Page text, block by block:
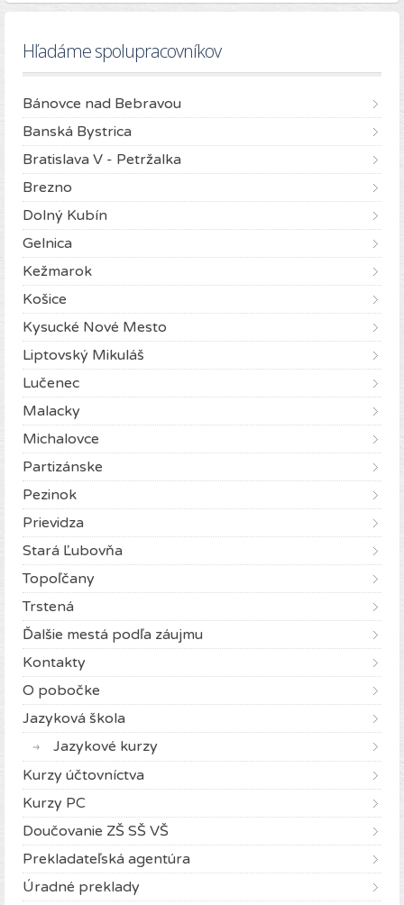
Hľadáme spolupracovníkov
Bánovce nad Bebravou
Banská Bystrica
Bratislava V - Petržalka
Brezno
Dolný Kubín
Gelnica
Kežmarok
Košice
Kysucké Nové Mesto
Liptovský Mikuláš
Lučenec
Malacky
Michalovce
Partizánske
Pezinok
Prievidza
Stará Ľubovňa
Topoľčany
Trstená
Ďalšie mestá podľa záujmu
Kontakty
O pobočke
Jazyková škola
Jazykové kurzy
Kurzy účtovníctva
Kurzy PC
Doučovanie ZŠ SŠ VŠ
Prekladateľská agentúra
Úradné preklady